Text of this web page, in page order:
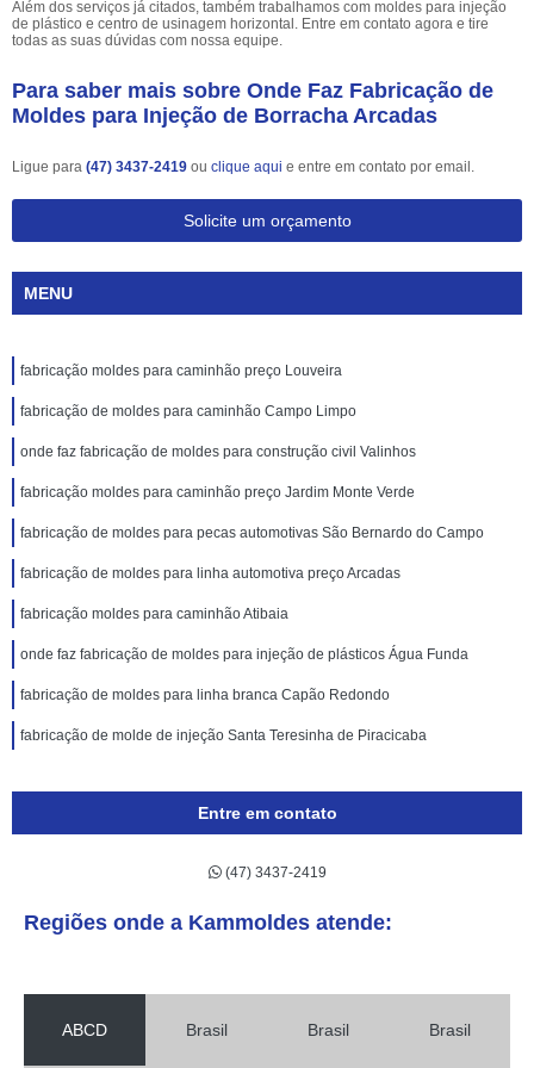
Além dos serviços já citados, também trabalhamos com moldes para injeção
de plástico e centro de usinagem horizontal. Entre em contato agora e tire
todas as suas dúvidas com nossa equipe.
Para saber mais sobre Onde Faz Fabricação de
Moldes para Injeção de Borracha Arcadas
Ligue para (47) 3437-2419 ou clique aqui e entre em contato por email.
Solicite um orçamento
MENU
fabricação moldes para caminhão preço Louveira
fabricação de moldes para caminhão Campo Limpo
onde faz fabricação de moldes para construção civil Valinhos
fabricação moldes para caminhão preço Jardim Monte Verde
fabricação de moldes para pecas automotivas São Bernardo do Campo
fabricação de moldes para linha automotiva preço Arcadas
fabricação moldes para caminhão Atibaia
onde faz fabricação de moldes para injeção de plásticos Água Funda
fabricação de moldes para linha branca Capão Redondo
fabricação de molde de injeção Santa Teresinha de Piracicaba
Entre em contato
(47) 3437-2419
Regiões onde a Kammoldes atende:
ABCD Brasil Brasil Brasil